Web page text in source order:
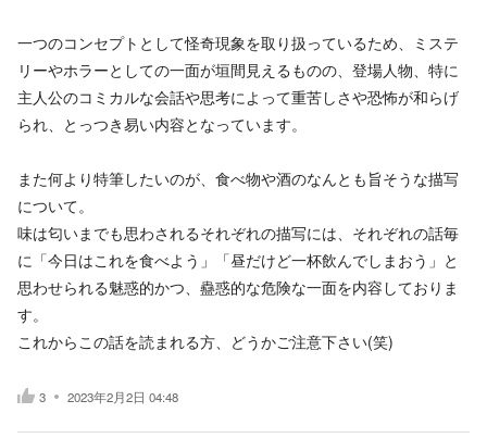
一つのコンセプトとして怪奇現象を取り扱っているため、ミステ
リーやホラーとしての一面が垣間見えるものの、登場人物、特に
主人公のコミカルな会話や思考によって重苦しさや恐怖が和らげ
られ、とっつき易い内容となっています。
また何より特筆したいのが、食べ物や酒のなんとも旨そうな描写
について。
味は匂いまでも思わされるそれぞれの描写には、それぞれの話毎
に「今日はこれを食べよう」「昼だけど一杯飲んでしまおう」と
思わせられる魅惑的かつ、蠱惑的な危険な一面を内容しておりま
す。
これからこの話を読まれる方、どうかご注意下さい(笑)
3 2023年2月2日 04:48